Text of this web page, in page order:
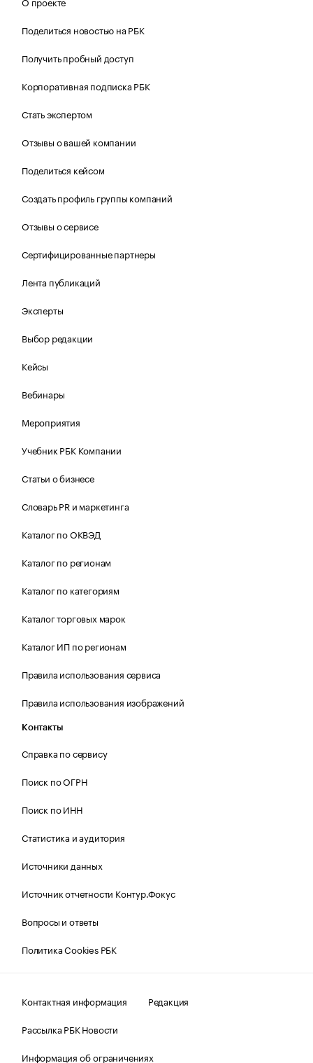
Поделиться новостью на РБК
Получить пробный доступ
Корпоративная подписка РБК
Стать экспертом
Отзывы о вашей компании
Поделиться кейсом
Создать профиль группы компаний
Отзывы о сервисе
Сертифицированные партнеры
Лента публикаций
Эксперты
Выбор редакции
Кейсы
Вебинары
Мероприятия
Учебник РБК Компании
Статьи о бизнесе
Словарь PR и маркетинга
Каталог по ОКВЭД
Каталог по регионам
Каталог по категориям
Каталог торговых марок
Каталог ИП по регионам
Правила использования сервиса
Правила использования изображений
Контакты
Справка по сервису
Поиск по ОГРН
Поиск по ИНН
Статистика и аудитория
Источники данных
Источник отчетности Контур.Фокус
Вопросы и ответы
Политика Cookies РБК
Контактная информация
Редакция
Рассылка РБК Новости
Информация об ограничениях